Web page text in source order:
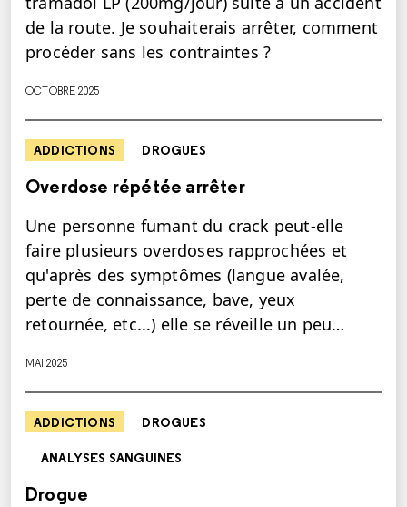
de la route. Je souhaiterais arrêter, comment
procéder sans les contraintes ?
OCTOBRE 2025
ADDICTIONS DROGUES
Overdose répétée arrêter
Une personne fumant du crack peut-elle
faire plusieurs overdoses rapprochées et
qu'après des symptômes (langue avalée,
perte de connaissance, bave, yeux
retournée, etc...) elle se réveille un peu…
MAI 2025
ADDICTIONS DROGUES
ANALYSES SANGUINES
Drogue